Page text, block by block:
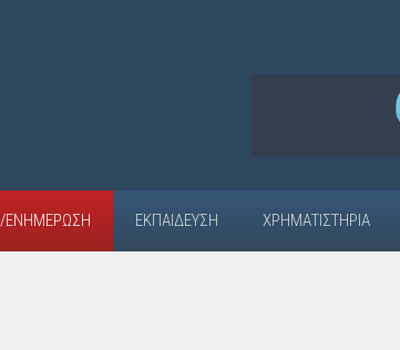
ΕΝΗΜΈΡΩΣΗ ΕΚΠΑΊΔΕΥΣΗ ΧΡΗΜΑΤΙΣΤΉΡΙΑ